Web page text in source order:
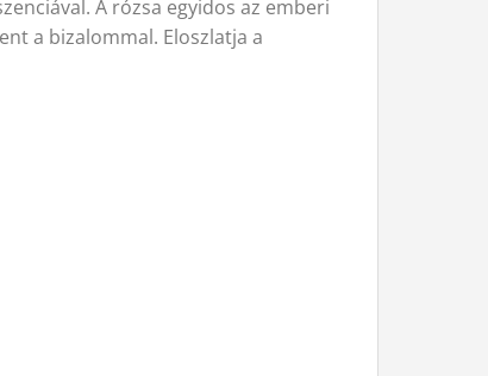
A rózsa egyidos az emberi
a bizalommal. Eloszlatja a